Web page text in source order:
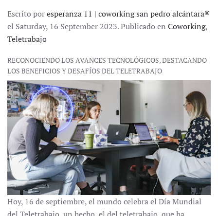
Escrito poresperanza 11 | coworking san pedro alcántara®
el Saturday, 16 September 2023. Publicado en Coworking,
Teletrabajo
RECONOCIENDO LOS AVANCES TECNOLÓGICOS, DESTACANDO
LOS BENEFICIOS Y DESAFÍOS DEL TELETRABAJO
Hoy, 16 de septiembre, el mundo celebra el Día Mundial
del Teletrabajo, un hecho, el del teletrabajo, que ha